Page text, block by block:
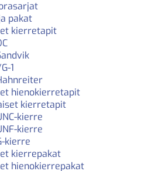
pakat
kierretapit
1
hienokierretapit
kierretapit
kierre
kierre
kierre
kierrepakat
hienokierrepakat